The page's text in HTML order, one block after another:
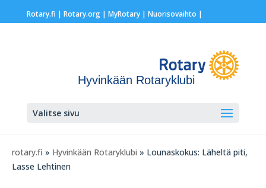
Rotary.fi | Rotary.org| MyRotary | Nuorisovaihto |
Hyvinkään Rotaryklubi
Valitse sivu
rotary.fi » Hyvinkään Rotaryklubi » Lounaskokus: Läheltä piti,
Lasse Lehtinen